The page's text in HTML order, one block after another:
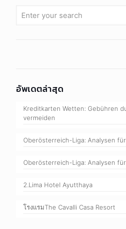
อัพเดตล่าสุด
Kreditkarten Wetten: Gebühren
vermeiden
Oberösterreich-Liga: Analysen
Oberösterreich-Liga: Analysen
2.Lima Hotel Ayutthaya
โรงแรมThe Cavalli Casa Resort